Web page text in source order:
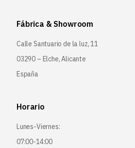
Fábrica & Showroom
Calle Santuario de la luz, 11
03290 – Elche, Alicante
España
Horario
Lunes-Viernes:
07:00-14:00